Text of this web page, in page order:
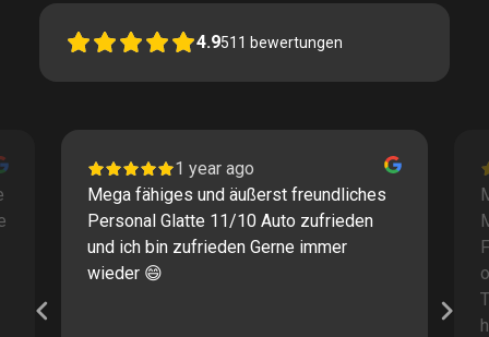
4.9511 bewertungen
1 year ago
Mega fähiges und äußerst freundliches
Personal Glatte 11/10 Auto zufrieden
und ich bin zufrieden Gerne immer
wieder 😄